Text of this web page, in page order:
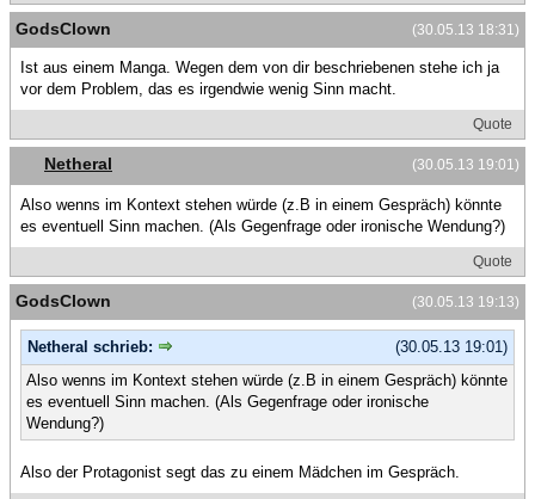
(30.05.13 18:31)
GodsClown
Ist aus einem Manga. Wegen dem von dir beschriebenen stehe ich ja
vor dem Problem, das es irgendwie wenig Sinn macht.
Quote
(30.05.13 19:01)
Netheral
Also wenns im Kontext stehen würde (z.B in einem Gespräch) könnte
es eventuell Sinn machen. (Als Gegenfrage oder ironische Wendung?)
Quote
(30.05.13 19:13)
GodsClown
(30.05.13 19:01)
Netheral schrieb:
Also wenns im Kontext stehen würde (z.B in einem Gespräch) könnte
es eventuell Sinn machen. (Als Gegenfrage oder ironische
Wendung?)
Also der Protagonist segt das zu einem Mädchen im Gespräch.